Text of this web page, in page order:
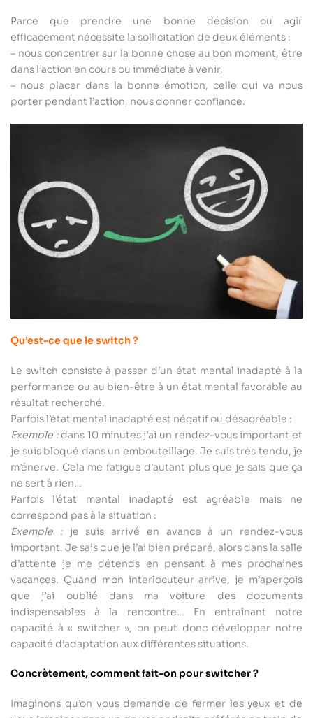
Parce que prendre une bonne décision ou agir
efficacement nécessite la sollicitation de deux éléments :
– nous concentrer sur la bonne chose au bon moment, être
dans l’action en cours ou immédiate à venir,
– nous placer dans la bonne émotion, celle qui va nous
porter pendant l’action, nous donner confiance.
Qu’est-ce que le switch ?
Le switch consiste à passer d’un état mental inadapté à la
performance ou au bien-être à un état mental favorable au
résultat recherché.
Parfois l’état mental inadapté est négatif ou désagréable :
Exemple :dans 10 minutes j’ai un rendez-vous important et
je suis bloqué dans un embouteillage. Je suis très tendu, je
m’énerve. Cela me fatigue d’autant plus que je sais que ça
ne sert à rien…
Parfois l’état mental inadapté est agréable mais ne
correspond pas à la situation :
Exemple :je suis arrivé en avance à un rendez-vous
important. Je sais que je l’ai bien préparé, alors dans la salle
d’attente je me détends en pensant à mes prochaines
vacances. Quand mon interlocuteur arrive, je m’aperçois
que j’ai oublié dans ma voiture des documents
indispensables à la rencontre… En entraînant notre
capacité à « switcher », on peut donc développer notre
capacité d’adaptation aux différentes situations.
Concrètement, comment fait-on pour switcher ?
Imaginons qu’on vous demande de fermer les yeux et de